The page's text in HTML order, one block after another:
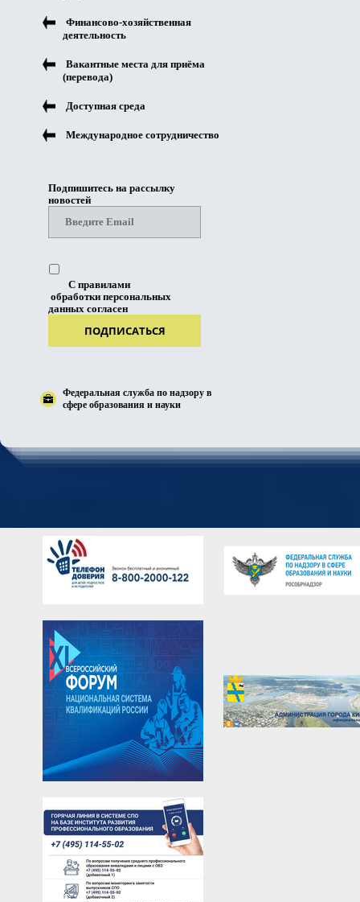
Финансово-хозяйственная
деятельность
Вакантные места для приёма
(перевода)
Доступная среда
Международное сотрудничество
Подпишитесь на рассылку
новостей
С правилами
обработки персональных
данных согласен
ПОДПИСАТЬСЯ
Федеральная служба по надзору в
сфере образования и науки